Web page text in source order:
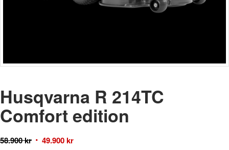
Husqvarna R 214TC
Comfort edition
58.900kr 49.900kr